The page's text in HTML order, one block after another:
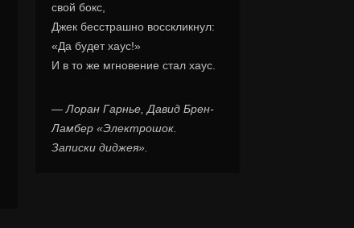
свой бокс,
Джек бесстрашно восскликнул:
«Да будет хаус!»
И в то же мгновение стал хаус.
— Лоран Гарнье, Давид Брен-
Ламбер «Электрошок.
Записки диджея».